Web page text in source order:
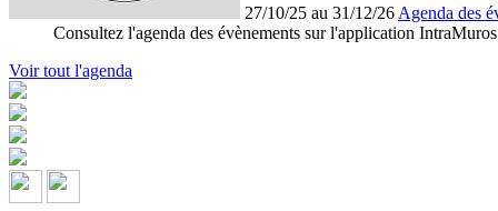
27/10/25 au 31/12/26 Agenda des
Consultez l'agenda des évènements sur l'application IntraMuros
Voir tout l'agenda